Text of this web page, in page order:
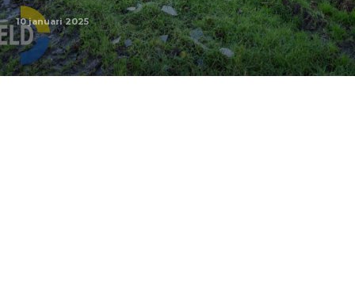
10 januari 2025